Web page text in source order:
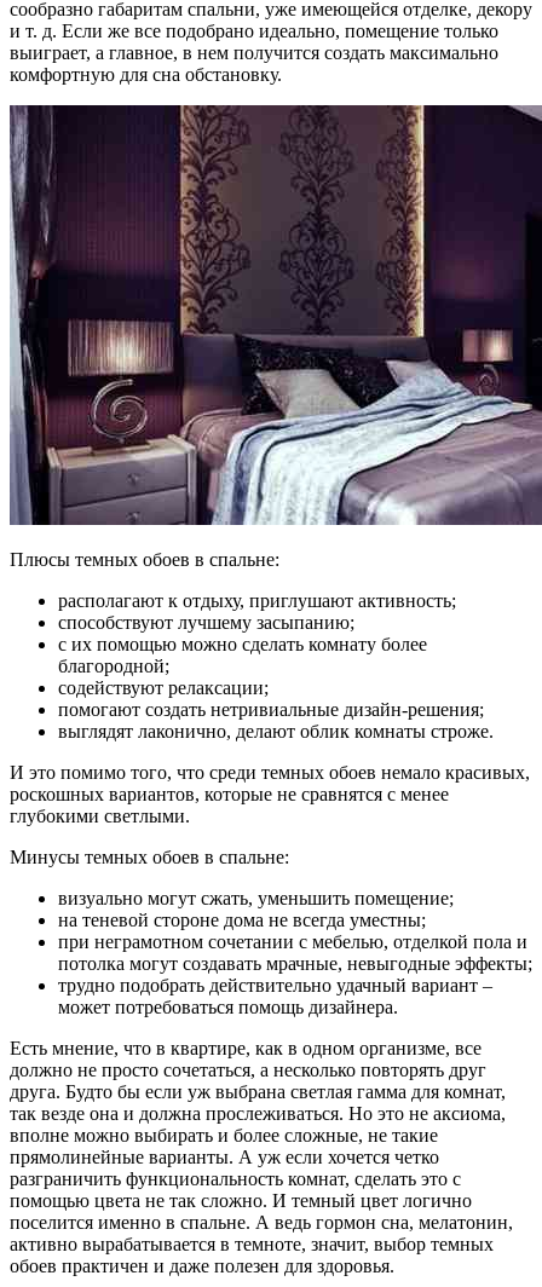
сообразно габаритам спальни, уже имеющейся отделке, декору
и т. д. Если же все подобрано идеально, помещение только
выиграет, а главное, в нем получится создать максимально
комфортную для сна обстановку.
Плюсы темных обоев в спальне:
располагают к отдыху, приглушают активность;
способствуют лучшему засыпанию;
с их помощью можно сделать комнату более
благородной;
содействуют релаксации;
помогают создать нетривиальные дизайн-решения;
выглядят лаконично, делают облик комнаты строже.
И это помимо того, что среди темных обоев немало красивых,
роскошных вариантов, которые не сравнятся с менее
глубокими светлыми.
Минусы темных обоев в спальне:
визуально могут сжать, уменьшить помещение;
на теневой стороне дома не всегда уместны;
при неграмотном сочетании с мебелью, отделкой пола и
потолка могут создавать мрачные, невыгодные эффекты;
трудно подобрать действительно удачный вариант –
может потребоваться помощь дизайнера.
Есть мнение, что в квартире, как в одном организме, все
должно не просто сочетаться, а несколько повторять друг
друга. Будто бы если уж выбрана светлая гамма для комнат,
так везде она и должна прослеживаться. Но это не аксиома,
вполне можно выбирать и более сложные, не такие
прямолинейные варианты. А уж если хочется четко
разграничить функциональность комнат, сделать это с
помощью цвета не так сложно. И темный цвет логично
поселится именно в спальне. А ведь гормон сна, мелатонин,
активно вырабатывается в темноте, значит, выбор темных
обоев практичен и даже полезен для здоровья.